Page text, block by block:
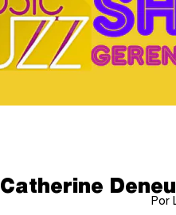
Catherine
Por